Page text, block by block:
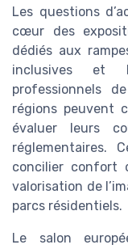
Les questions
cœur des
dédiés aux
inclusives et
professionnels
régions peuvent
évaluer leurs
réglementaires.
concilier confort
valorisation de
parcs résidentiels.
Le salon